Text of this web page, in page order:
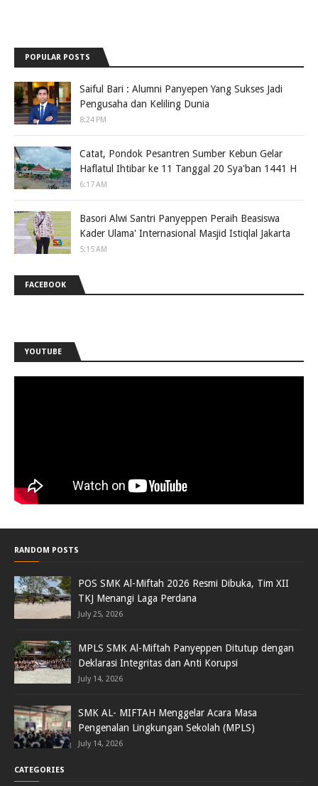
POPULAR POSTS
Saiful Bari : Alumni Panyepen Yang Sukses Jadi
Pengusaha dan Keliling Dunia
8:24 PM
Catat, Pondok Pesantren Sumber Kebun Gelar
Haflatul Ihtibar ke 11 Tanggal 20 Sya'ban 1441 H
6:17 AM
Basori Alwi Santri Panyeppen Peraih Beasiswa
Kader Ulama' Internasional Masjid Istiqlal Jakarta
5:15 AM
FACEBOOK
YOUTUBE
RANDOM POSTS
POS SMK Al-Miftah 2026 Resmi Dibuka, Tim XII
TKJ Menangi Laga Perdana
July 25, 2026
MPLS SMK Al-Miftah Panyeppen Ditutup dengan
Deklarasi Integritas dan Anti Korupsi
July 14, 2026
SMK AL- MIFTAH Menggelar Acara Masa
Pengenalan Lingkungan Sekolah (MPLS)
July 14, 2026
CATEGORIES